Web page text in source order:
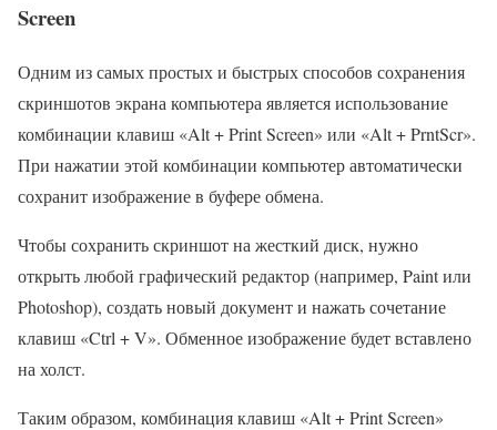
Screen
Одним из самых простых и быстрых способов сохранения
скриншотов экрана компьютера является использование
комбинации клавиш «Alt + Print Screen» или «Alt + PrntScr».
При нажатии этой комбинации компьютер автоматически
сохранит изображение в буфере обмена.
Чтобы сохранить скриншот на жесткий диск, нужно
открыть любой графический редактор (например, Paint или
Photoshop), создать новый документ и нажать сочетание
клавиш «Ctrl + V». Обменное изображение будет вставлено
на холст.
Таким образом, комбинация клавиш «Alt + Print Screen»